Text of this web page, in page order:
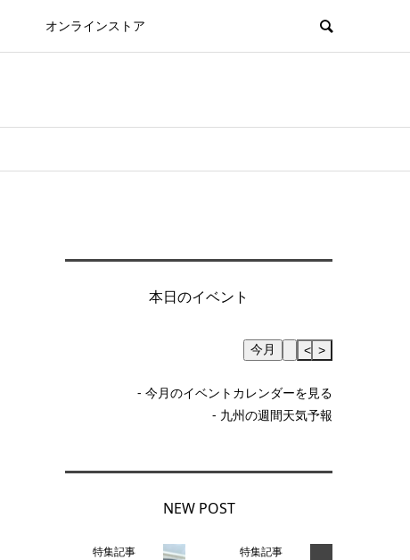
オンラインストア
本日のイベント
今月 < >
- 今月のイベントカレンダーを見る
- 九州の週間天気予報
NEW POST
特集記事 特集記事